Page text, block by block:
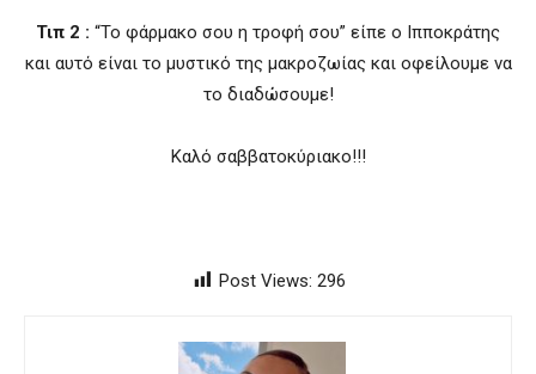
Τιπ 2 : “Το φάρμακο σου η τροφή σου” είπε ο Ιπποκράτης
και αυτό είναι το μυστικό της μακροζωίας και οφείλουμε να
το διαδώσουμε!
Καλό σαββατοκύριακο!!!
Post Views: 296